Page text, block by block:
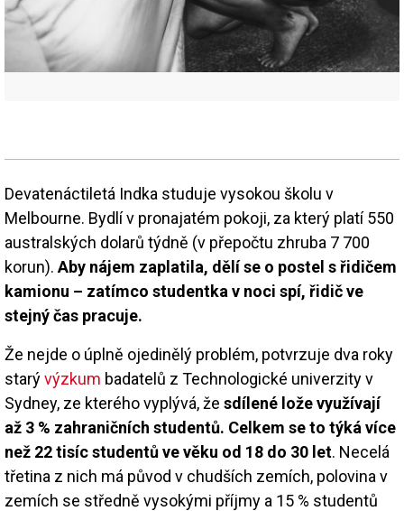
Devatenáctiletá Indka studuje vysokou školu v
Melbourne. Bydlí v pronajatém pokoji, za který platí 550
australských dolarů týdně (v přepočtu zhruba 7 700
korun). Aby nájem zaplatila, dělí se o postel s řidičem
kamionu – zatímco studentka v noci spí, řidič ve
stejný čas pracuje.
Že nejde o úplně ojedinělý problém, potvrzuje dva roky
starývýzkum badatelů z Technologické univerzity v
Sydney, ze kterého vyplývá, že sdílené lože využívají
až 3 % zahraničních studentů. Celkem se to týká více
než 22 tisíc studentů ve věku od 18 do 30 let. Necelá
třetina z nich má původ v chudších zemích, polovina v
zemích se středně vysokými příjmy a 15 % studentů